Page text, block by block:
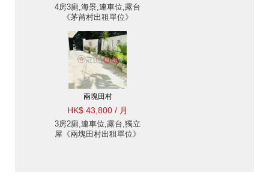
4房3廁,海景,連車位,露台
《茅莆村出租單位》
兩塊田村
HK$ 43,800 / 月
3房2廁,連車位,露台,獨立
屋《兩塊田村出租單位》